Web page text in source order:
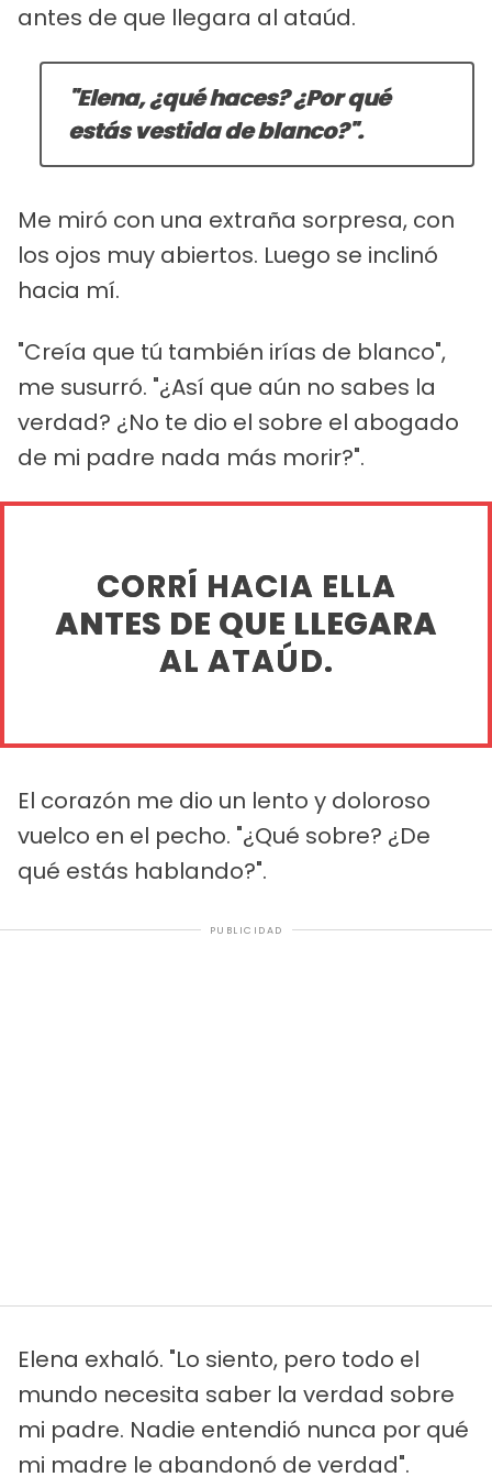
antes de que llegara al ataúd.
"Elena, ¿qué haces? ¿Por qué
estás vestida de blanco?".
Me miró con una extraña sorpresa, con
los ojos muy abiertos. Luego se inclinó
hacia mí.
"Creía que tú también irías de blanco",
me susurró. "¿Así que aún no sabes la
verdad? ¿No te dio el sobre el abogado
de mi padre nada más morir?".
CORRÍ HACIA ELLA
ANTES DE QUE LLEGARA
AL ATAÚD.
El corazón me dio un lento y doloroso
vuelco en el pecho. "¿Qué sobre? ¿De
qué estás hablando?".
PUBLICIDAD
Elena exhaló. "Lo siento, pero todo el
mundo necesita saber la verdad sobre
mi padre. Nadie entendió nunca por qué
mi madre le abandonó de verdad".